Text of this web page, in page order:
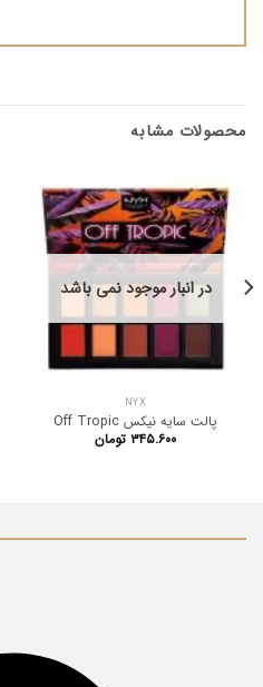
محصولات مشابه
در انبار موجود نمی باشد
NYX
پالت سایه نیکس Off Tropic
۳۴۵.۶۰۰ تومان